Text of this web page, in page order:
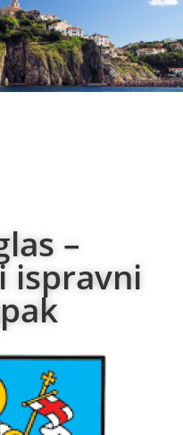
–
ispravni